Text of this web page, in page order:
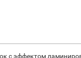
эффектом